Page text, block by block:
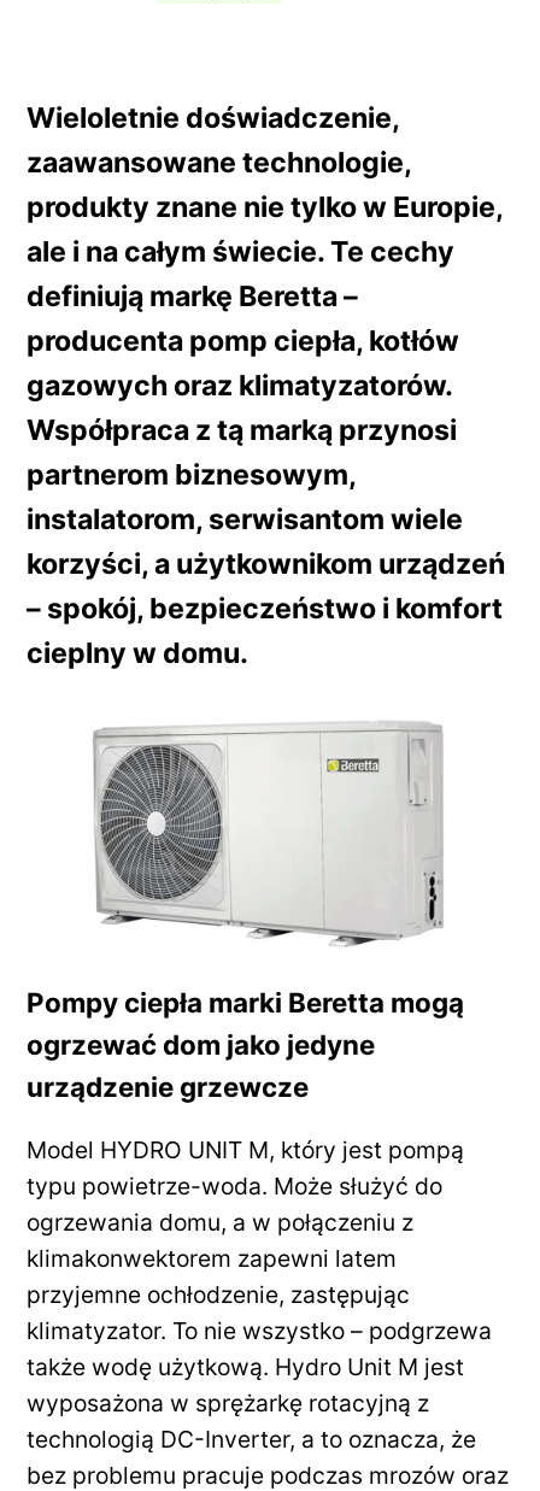
Wieloletnie doświadczenie,
zaawansowane technologie,
produkty znane nie tylko w Europie,
ale i na całym świecie. Te cechy
definiują markę Beretta –
producenta pomp ciepła, kotłów
gazowych oraz klimatyzatorów.
Współpraca z tą marką przynosi
partnerom biznesowym,
instalatorom, serwisantom wiele
korzyści, a użytkownikom urządzeń
– spokój, bezpieczeństwo i komfort
cieplny w domu.
Pompy ciepła marki Beretta mogą
ogrzewać dom jako jedyne
urządzenie grzewcze
Model HYDRO UNIT M, który jest pompą
typu powietrze-woda. Może służyć do
ogrzewania domu, a w połączeniu z
klimakonwektorem zapewni latem
przyjemne ochłodzenie, zastępując
klimatyzator. To nie wszystko – podgrzewa
także wodę użytkową. Hydro Unit M jest
wyposażona w sprężarkę rotacyjną z
technologią DC-Inverter, a to oznacza, że
bez problemu pracuje podczas mrozów oraz